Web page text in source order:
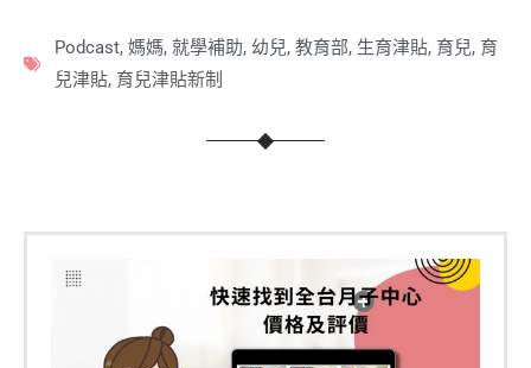
Podcast, 媽媽, 就學補助, 幼兒, 教育部, 生育津貼, 育兒, 育
兒津貼, 育兒津貼新制